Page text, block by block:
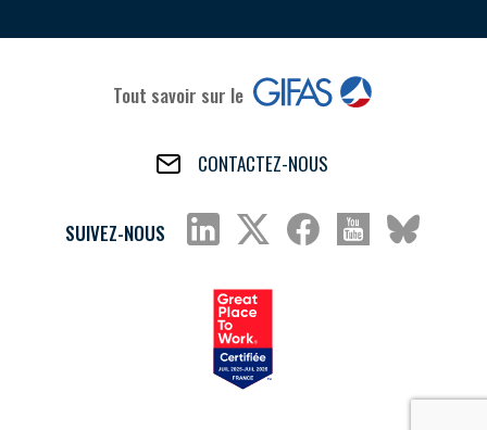
Tout savoir sur le
CONTACTEZ-NOUS
SUIVEZ-NOUS